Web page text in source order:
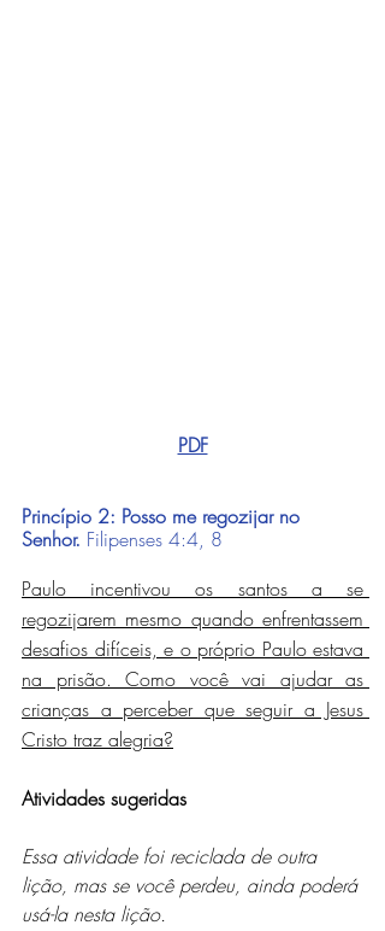
PDF
Princípio 2: Posso me regozijar no
Senhor. Filipenses 4:4, 8
Paulo incentivou os santos a se
regozijarem mesmo quando enfrentassem
desafios difíceis, e o próprio Paulo estava
na prisão. Como você vai ajudar as
crianças a perceber que seguir a Jesus
Cristo traz alegria?
Atividades sugeridas
Essa atividade foi reciclada de outra
lição, mas se você perdeu, ainda poderá
usá-la nesta lição.